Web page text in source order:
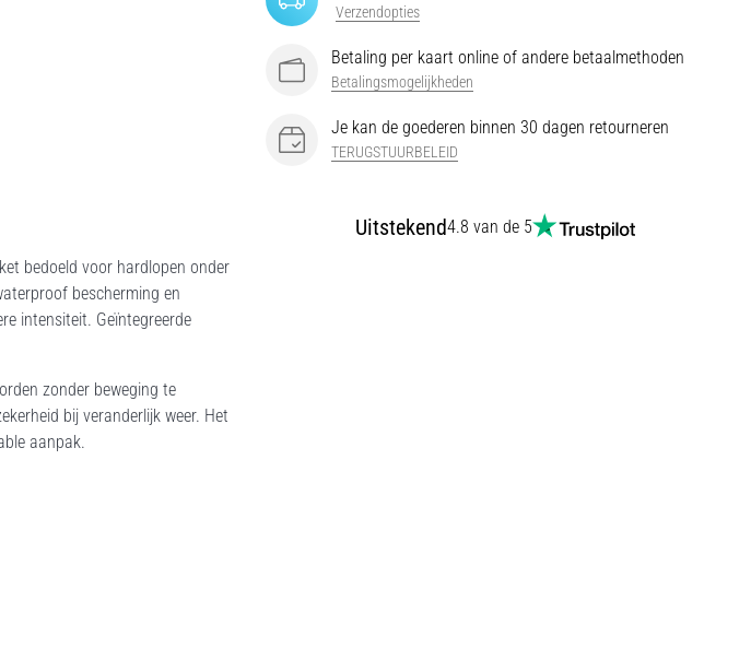
Verzendopties
Betaling per kaart online of andere betaalmethoden
Betalingsmogelijkheden
Je kan de goederen binnen 30 dagen retourneren
TERUGSTUURBELEID
Uitstekend4.8 van de 5
bedoeld voor hardlopen onder
bescherming en
intensiteit. Geïntegreerde
zonder beweging te
bij veranderlijk weer. Het
aanpak.